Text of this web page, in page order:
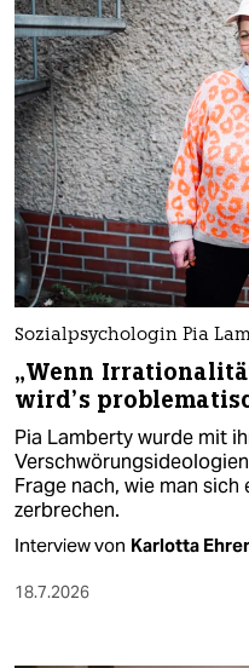
Sozialpsychologin Pia
„Wenn
wird’s
Pia Lamberty wurde mit
Frage nach, wie man
zerbrechen.
Interview von Karlotta
18.7.2026